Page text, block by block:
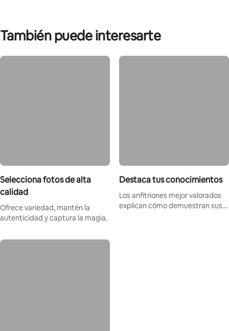
También puede interesarte
Selecciona fotos de alta
calidad
Ofrece variedad, mantén la
autenticidad y captura la magia.
Destaca tus conocimientos
Los anfitriones mejor valorados
explican cómo demuestran sus